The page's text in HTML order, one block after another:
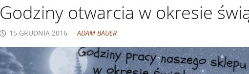
Godziny otwarcia w okresie
15 GRUDNIA 2016 ADAM BAUER